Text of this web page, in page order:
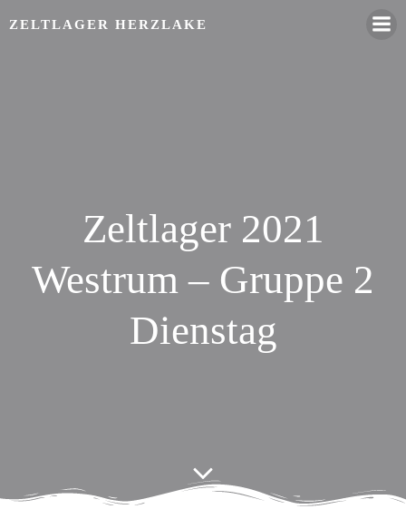
Inhalt
ZELTLAGER HERZLAKE
Zeltlager 2021
Westrum – Gruppe 2
Dienstag